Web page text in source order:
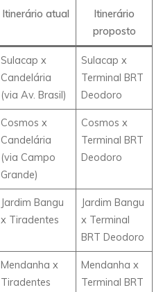
Itinerário atual
Itinerário
proposto
Sulacap x
Candelária
(via Av. Brasil)
Sulacap x
Terminal BRT
Deodoro
Cosmos x
Candelária
(via Campo
Grande)
Cosmos x
Terminal BRT
Deodoro
Jardim Bangu
x Tiradentes
Jardim Bangu
x Terminal
BRT Deodoro
Mendanha x
Tiradentes
Mendanha x
Terminal BRT